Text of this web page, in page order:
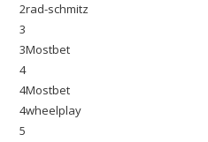
2rad-schmitz
3
3Mostbet
4
4Mostbet
4wheelplay
5